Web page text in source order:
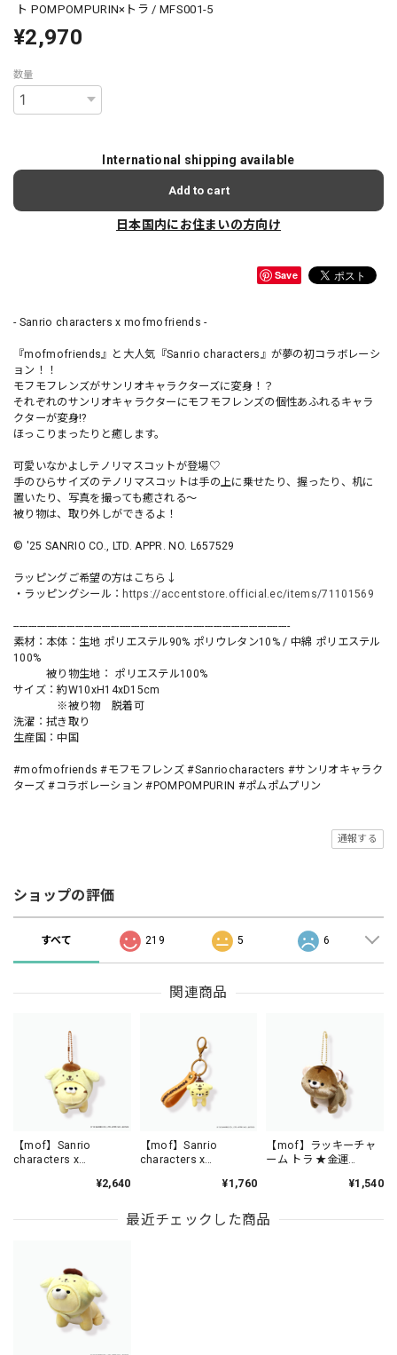
ト POMPOMPURIN×トラ / MFS001-5
¥2,970
数量
International shipping available
Add to cart
日本国内にお住まいの方向け
Save
- Sanrio characters x mofmofriends -
『mofmofriends』と大人気『Sanrio characters』が夢の初コラボレーシ
ョン！！
モフモフレンズがサンリオキャラクターズに変身！？
それぞれのサンリオキャラクターにモフモフレンズの個性あふれるキャラ
クターが変身!?
ほっこりまったりと癒します。
可愛いなかよしテノリマスコットが登場♡
手のひらサイズのテノリマスコットは手の上に乗せたり、握ったり、机に
置いたり、写真を撮っても癒される〜
被り物は、取り外しができるよ！
© '25 SANRIO CO., LTD. APPR. NO. L657529
ラッピングご希望の方はこちら↓
・ラッピングシール： https://accentstore.official.ec/items/71101569
----------------------------------------------------------------------------------------------
素材：本体：生地 ポリエステル90% ポリウレタン10% / 中綿 ポリエステル
100%
被り物生地： ポリエステル100%
サイズ：約W10xH14xD15cm
※被り物 脱着可
洗濯：拭き取り
生産国：中国
#mofmofriends #モフモフレンズ #Sanriocharacters #サンリオキャラク
ターズ #コラボレーション #POMPOMPURIN #ポムポムプリン
通報する
ショップの評価
すべて 219 5 6
関連商品
【mof】Sanrio
characters x
しマスコットチャーム
/ MFS901-5
¥2,640
【mof】Sanrio
characters x
しPVCキーホルダー
/ MFS006-5
¥1,760
【mof】ラッキーチャ
ーム トラ ★金運
¥1,540
最近チェックした商品